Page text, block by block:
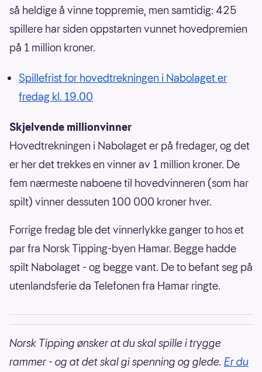
så heldige å vinne toppremie, men samtidig: 425
spillere har siden oppstarten vunnet hovedpremien
på 1 million kroner.
Spillefrist for hovedtrekningen i Nabolaget er
fredag kl. 19.00
Skjelvende millionvinner
Hovedtrekningen i Nabolaget er på fredager, og det
er her det trekkes en vinner av 1 million kroner. De
fem nærmeste naboene til hovedvinneren (som har
spilt) vinner dessuten 100 000 kroner hver.
Forrige fredag ble det vinnerlykke ganger to hos et
par fra Norsk Tipping-byen Hamar. Begge hadde
spilt Nabolaget - og begge vant. De to befant seg på
utenlandsferie da Telefonen fra Hamar ringte.
Norsk Tipping ønsker at du skal spille i trygge
rammer - og at det skal gi spenning og glede. Er du